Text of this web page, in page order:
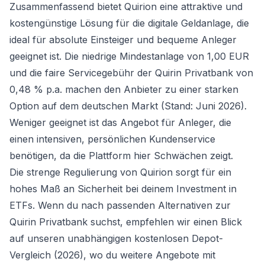
Zusammenfassend bietet Quirion eine attraktive und
kostengünstige Lösung für die digitale Geldanlage, die
ideal für absolute Einsteiger und bequeme Anleger
geeignet ist. Die niedrige Mindestanlage von 1,00 EUR
und die faire Servicegebühr der Quirin Privatbank von
0,48 % p.a. machen den Anbieter zu einer starken
Option auf dem deutschen Markt (Stand: Juni 2026).
Weniger geeignet ist das Angebot für Anleger, die
einen intensiven, persönlichen Kundenservice
benötigen, da die Plattform hier Schwächen zeigt.
Die strenge Regulierung von Quirion sorgt für ein
hohes Maß an Sicherheit bei deinem Investment in
ETFs. Wenn du nach passenden Alternativen zur
Quirin Privatbank suchst, empfehlen wir einen Blick
auf unseren unabhängigen kostenlosen Depot-
Vergleich (2026), wo du weitere Angebote mit